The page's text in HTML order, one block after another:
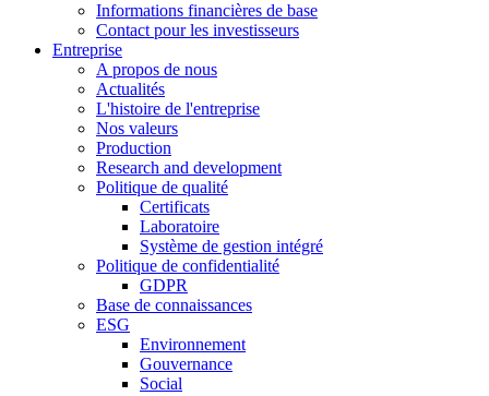
Informations financières de base
Contact pour les investisseurs
Entreprise
A propos de nous
Actualités
L'histoire de l'entreprise
Nos valeurs
Production
Research and development
Politique de qualité
Certificats
Laboratoire
Système de gestion intégré
Politique de confidentialité
GDPR
Base de connaissances
ESG
Environnement
Gouvernance
Social